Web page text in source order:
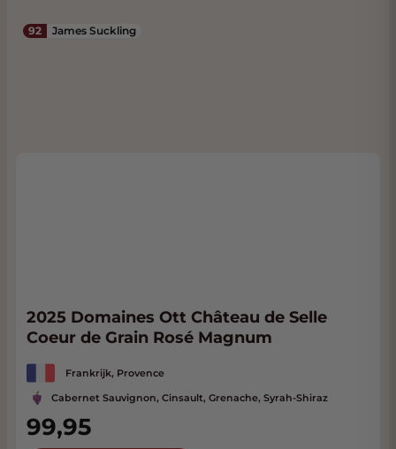
92 James Suckling
2025 Domaines Ott Château de Selle
Coeur de Grain Rosé Magnum
Frankrijk, Provence
Cabernet Sauvignon, Cinsault, Grenache, Syrah-Shiraz
99,95